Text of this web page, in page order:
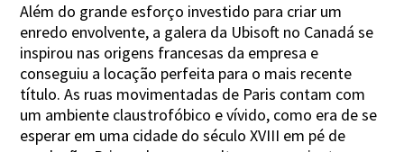
Além do grande esforço investido para criar um
enredo envolvente, a galera da Ubisoft no Canadá se
inspirou nas origens francesas da empresa e
conseguiu a locação perfeita para o mais recente
título. As ruas movimentadas de Paris contam com
um ambiente claustrofóbico e vívido, como era de se
esperar em uma cidade do século XVIII em pé de